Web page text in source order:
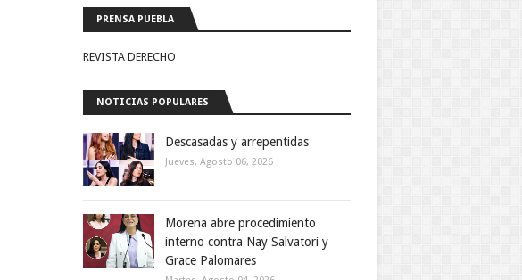
PRENSA PUEBLA
REVISTA DERECHO
NOTICIAS POPULARES
Descasadas y arrepentidas
Jueves, Agosto 06, 2026
Morena abre procedimiento
interno contra Nay Salvatori y
Grace Palomares